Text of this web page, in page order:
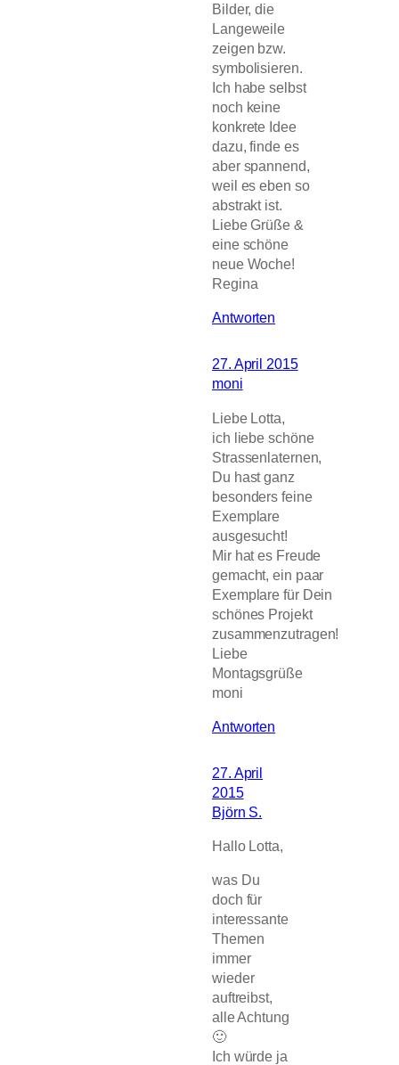
Bilder, die
Langeweile
zeigen bzw.
symbolisieren.
Ich habe selbst
noch keine
konkrete Idee
dazu, finde es
aber spannend,
weil es eben so
abstrakt ist.
Liebe Grüße &
eine schöne
neue Woche!
Regina
Antworten
27. April 2015
moni
Liebe Lotta,
ich liebe schöne
Strassenlaternen,
Du hast ganz
besonders feine
Exemplare
ausgesucht!
Mir hat es Freude
gemacht, ein paar
Exemplare für Dein
schönes Projekt
zusammenzutragen!
Liebe
Montagsgrüße
moni
Antworten
27. April
2015
Björn S.
Hallo Lotta,
was Du
doch für
interessante
Themen
immer
wieder
auftreibst,
alle Achtung
🙂
Ich würde ja